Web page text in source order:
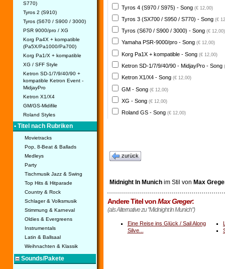
S770)
Tyros 2 (S910)
Tyros (S670 / S900 / 3000)
PSR 9000/pro / XG
Korg Pa4X + kompatible
(Pa5X/Pa1000/Pa700)
Korg Pa1/X + kompatible
XG / SFF Style
Ketron SD-1/7/9/40/90 +
kompatible Ketron Event -
MidjayPro
Ketron X1/X4
GM/GS-Midifile
Roland Styles
• Titel nach Rubriken
Movietracks
Pop, 8-Beat & Ballads
Medleys
Party
Tischmusik Jazz & Swing
Top Hits & Hitparade
Country & Rock
Schlager & Volksmusik
Stimmung & Karneval
Oldies & Evergreens
Instrumentals
Latin & Ballsaal
Weihnachten & Klassik
Sounds/Pakete
Tyros 4 (S970 / S975) - Song (€ 12,00)
Tyros 3 (SX700 / S950 / S770) - Song (€
Tyros (S670 / S900 / 3000) - Song (€ 12,00)
Yamaha PSR-9000/pro - Song (€ 12,00)
Korg Pa1X + kompatible - Song (€ 12,00)
Ketron SD-1/7/9/40/90 - MidjayPro - Song
Ketron X1/X4 - Song (€ 12,00)
GM - Song (€ 12,00)
XG - Song (€ 12,00)
Roland GS - Song (€ 12,00)
zurück
Midnight In Munichim Stil von Max
Andere Titel vonMax Greger:
(als Alternative zu "Midnight In Munich")
Eine Reise ins Glück / Sail Along
Silve...